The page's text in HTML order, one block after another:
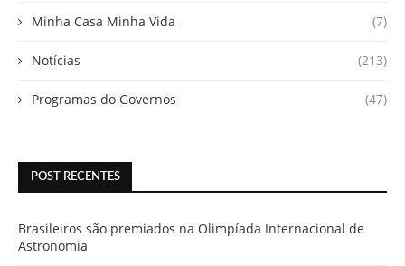
Minha Casa Minha Vida (7)
Notícias (213)
Programas do Governos (47)
POST RECENTES
Brasileiros são premiados na Olimpíada Internacional de
Astronomia